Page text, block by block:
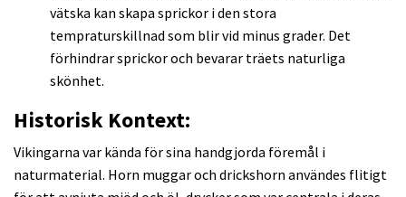
vätska kan skapa sprickor i den stora
tempraturskillnad som blir vid minus grader. Det
förhindrar sprickor och bevarar träets naturliga
skönhet.
Historisk Kontext:
Vikingarna var kända för sina handgjorda föremål i
naturmaterial. Horn muggar och drickshorn användes flitigt